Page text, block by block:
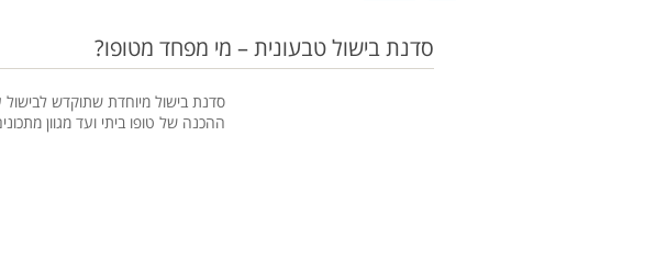
סדנת בישול טבעונית – מי מפחד מטופו?
סדנת בישול מיוחדת שתוקדש
ההכנה של טופו ביתי ועד מגוון